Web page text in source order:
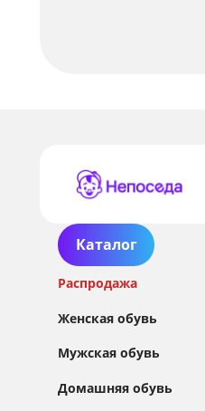
Каталог
Распродажа
Женская обувь
Мужская обувь
Домашняя обувь